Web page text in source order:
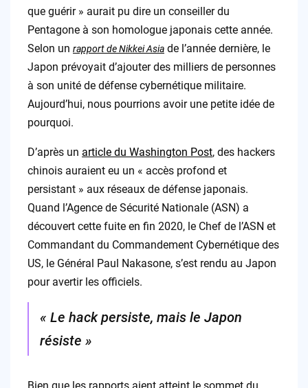
que guérir » aurait pu dire un conseiller du
Pentagone à son homologue japonais cette année.
Selon un rapport de Nikkei Asiade l’année dernière, le
Japon prévoyait d’ajouter des milliers de personnes
à son unité de défense cybernétique militaire.
Aujourd’hui, nous pourrions avoir une petite idée de
pourquoi.
D’après un article du Washington Post, des hackers
chinois auraient eu un « accès profond et
persistant » aux réseaux de défense japonais.
Quand l’Agence de Sécurité Nationale (ASN) a
découvert cette fuite en fin 2020, le Chef de l’ASN et
Commandant du Commandement Cybernétique des
US, le Général Paul Nakasone, s’est rendu au Japon
pour avertir les officiels.
« Le hack persiste, mais le Japon
résiste »